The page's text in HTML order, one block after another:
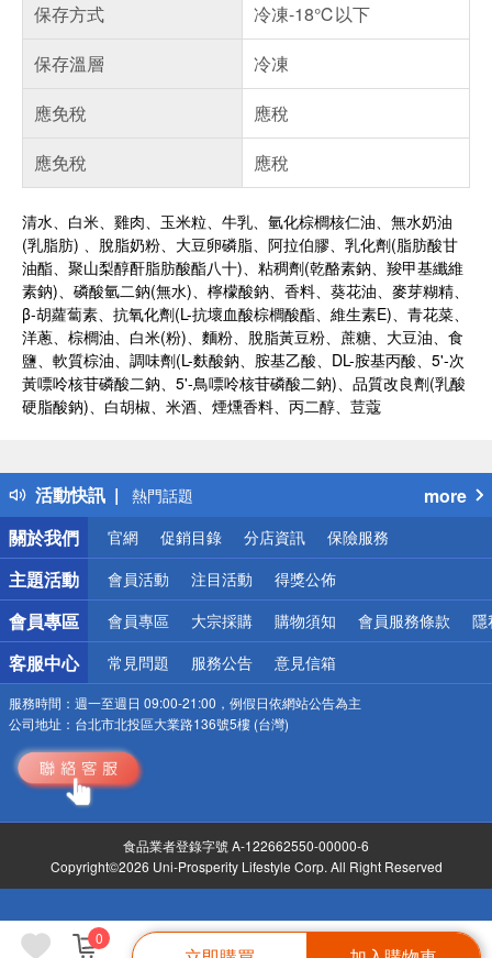
0
保存方式
冷凍-18℃以下
保存溫層
冷凍
應免稅
應稅
應免稅
應稅
清水、白米、雞肉、玉米粒、牛乳、氫化棕櫚核仁油、無水奶油
(乳脂肪) 、脫脂奶粉、大豆卵磷脂、阿拉伯膠、乳化劑(脂肪酸甘
油酯、聚山梨醇酐脂肪酸酯八十)、粘稠劑(乾酪素鈉、羧甲基纖維
素鈉)、磷酸氫二鈉(無水)、檸檬酸鈉、香料、葵花油、麥芽糊精、
β-胡蘿蔔素、抗氧化劑(L-抗壞血酸棕櫚酸酯、維生素E)、青花菜、
洋蔥、棕櫚油、白米(粉)、麵粉、脫脂黃豆粉、蔗糖、大豆油、食
鹽、軟質棕油、調味劑(L-麩酸鈉、胺基乙酸、DL-胺基丙酸、5'-次
黃嘌呤核苷磷酸二鈉、5'-鳥嘌呤核苷磷酸二鈉)、品質改良劑(乳酸
硬脂酸鈉)、白胡椒、米酒、煙燻香料、丙二醇、荳蔻
活動快訊
得獎公告
熱門話題
銀行優惠
偏遠地區配送
詐騙網頁！請小心！
more
關於我們
官網 促銷目錄 分店資訊 保險服務
主題活動 會員活動 注目活動 得獎公佈
會員專區 會員專區 大宗採購 購物須知 會員服務條款 隱
客服中心 常見問題 服務公告 意見信箱
服務時間： 週一至週日 09:00-21:00，例假日依網站公告為主
公司地址： 台北市北投區大業路136號5樓 (台灣)
食品業者登錄字號 A-122662550-00000-6
Copyright©2026 Uni-Prosperity Lifestyle Corp. All Right Reserved